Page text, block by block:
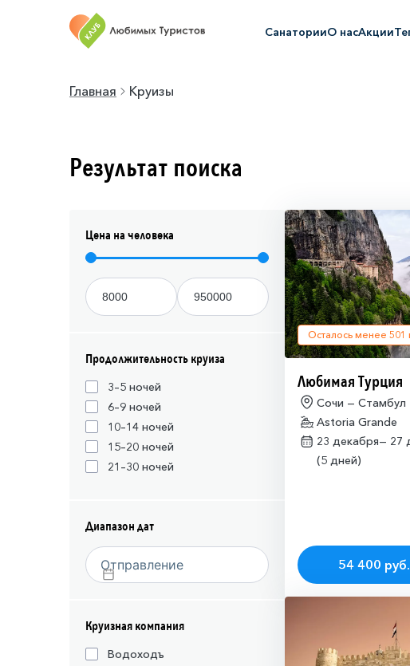
СанаторииО насАкции
Главная Круизы
Результат поиска
Цена на человека
Продолжительность круиза
3–5 ночей
6–9 ночей
10–14 ночей
15–20 ночей
21–30 ночей
Диапазон дат
Круизная компания
Водоходъ
Осталось менее 501
Любимая Турция
Сочи — Стамбул
Astoria Grande
23 декабря— 27
(5 дней)
54 400